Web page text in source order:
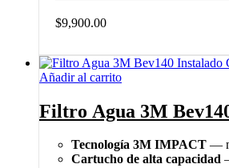
$9,900.00
Añadir al carrito
Filtro Agua 3M
Tecnología 3M IMPACT —
Cartucho de alta capacidad